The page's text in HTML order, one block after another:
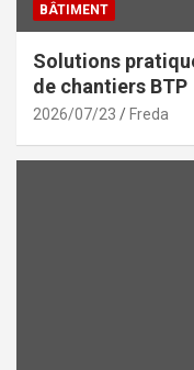
BÂTIMENT
Solutions
de chantiers BTP
2026/07/23 Freda